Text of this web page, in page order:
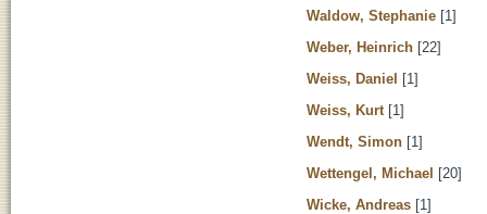
Waldow, Stephanie [1]
Weber, Heinrich [22]
Weiss, Daniel [1]
Weiss, Kurt [1]
Wendt, Simon [1]
Wettengel, Michael [20]
Wicke, Andreas [1]